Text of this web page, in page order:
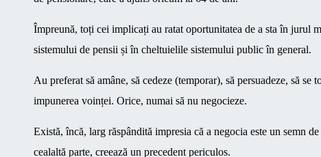
Împreună, toți cei implicați au ratat oportunitatea de a sta în jurul
sistemului de pensii și în cheltuielile sistemului public în general.
Au preferat să amâne, să cedeze (temporar), să persuadeze, să
impunerea voinței. Orice, numai să nu negocieze.
Există, încă, larg răspândită impresia că a negocia este un semn
cealaltă parte, creează un precedent periculos.